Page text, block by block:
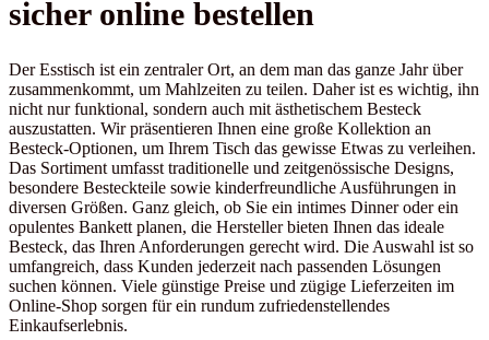
sicher online bestellen
Der Esstisch ist ein zentraler Ort, an dem man das ganze Jahr über
zusammenkommt, um Mahlzeiten zu teilen. Daher ist es wichtig, ihn
nicht nur funktional, sondern auch mit ästhetischem Besteck
auszustatten. Wir präsentieren Ihnen eine große Kollektion an
Besteck-Optionen, um Ihrem Tisch das gewisse Etwas zu verleihen.
Das Sortiment umfasst traditionelle und zeitgenössische Designs,
besondere Besteckteile sowie kinderfreundliche Ausführungen in
diversen Größen. Ganz gleich, ob Sie ein intimes Dinner oder ein
opulentes Bankett planen, die Hersteller bieten Ihnen das ideale
Besteck, das Ihren Anforderungen gerecht wird. Die Auswahl ist so
umfangreich, dass Kunden jederzeit nach passenden Lösungen
suchen können. Viele günstige Preise und zügige Lieferzeiten im
Online-Shop sorgen für ein rundum zufriedenstellendes
Einkaufserlebnis.